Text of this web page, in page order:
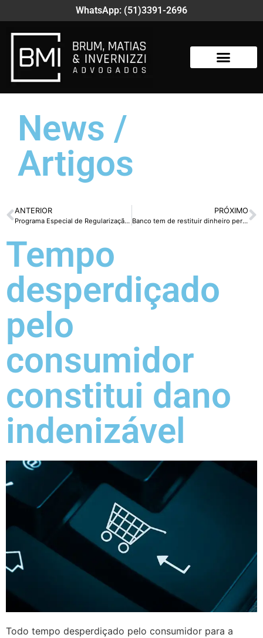
WhatsApp: (51)3391-2696
News /
Artigos
ANTERIOR
Programa Especial de Regularização Tributária pode reabrir prazo de adesão
PRÓXIMO
Banco tem de restituir dinheiro perdido por cliente por causa de vírus de computador
Tempo
desperdiçado
pelo
consumidor
constitui dano
indenizável
Todo tempo desperdiçado pelo consumidor para a